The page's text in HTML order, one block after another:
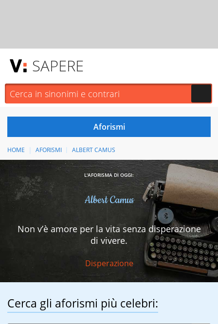
SAPERE
HOME AFORISMI ALBERT CAMUS
L'AFORISMA DI OGGI:
Albert Camus
Non v’è amore per la vita senza disperazione
di vivere.
Disperazione
Cerca gli aforismi più celebri: